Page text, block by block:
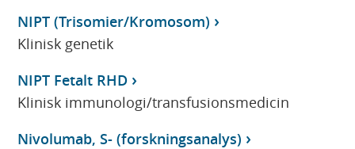
NIPT (Trisomier/Kromosom)
Klinisk genetik
NIPT Fetalt RHD
Klinisk immunologi/transfusionsmedicin
Nivolumab, S- (forskningsanalys)